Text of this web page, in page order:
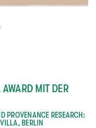
MIT DER
PROVENANCE RESEARCH:
BERLIN